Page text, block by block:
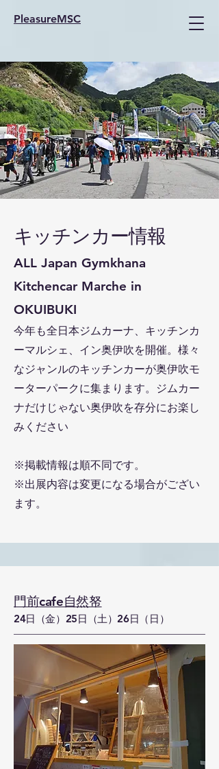
PleasureMSC
​キッチンカー情報​
ALL Japan Gymkhana
Kitchencar Marche in
OKUIBUKI
今年も全日本ジムカーナ、キッチンカ
ーマルシェ、イン奥伊吹を開催。様々
なジャンルのキッチンカーが奥伊吹モ
ーターパークに集まります。ジムカー
ナだけじゃない奥伊吹を存分にお楽し
みください
​※掲載情報は順不同です。
​※出展内容は変更になる場合がござい
ます。
門前cafe自然帑
24日（金）25日（土）26日（日）